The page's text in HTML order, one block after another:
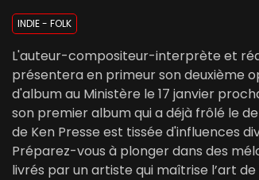
INDIE - FOLK
L'auteur-compositeur-interprète et
présentera en primeur son deuxième
d'album au Ministère le 17 janvier
son premier album qui a déjà frôlé le
de Ken Presse est tissée d'influences
Préparez-vous à plonger dans des
livrés par un artiste qui maîtrise l’art